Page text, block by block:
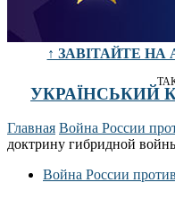
↑ ЗАВІТАЙТЕ НА
УКРАЇНСЬКИЙ
Главная Война России
доктрину гибридной
Война России